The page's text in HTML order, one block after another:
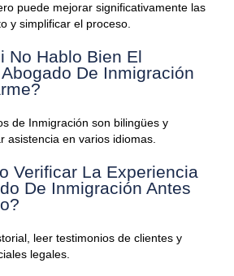
puede mejorar significativamente las
y simplificar el proceso.
No Hablo Bien El
De Inmigración
de Inmigración son bilingües y
asistencia en varios idiomas.
Verificar La Experiencia
De Inmigración Antes
leer testimonios de clientes y
legales.